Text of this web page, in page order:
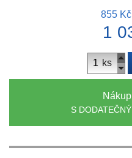
855 Kč
1
ks
S